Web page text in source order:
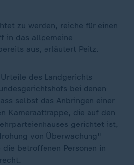
zu werden, reiche für einen
in das allgemeine
aus, erläutert Peitz.
des Landgerichts
bei denen
selbst das Anbringen einer
Kameraattrappe, die auf den
gerichtet ist,
von Überwachung"
betroffenen Personen in